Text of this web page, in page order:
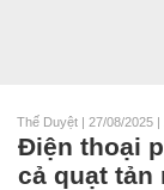
Thế Duyệt | 27/08/2025 |
Điện thoại
cả quạt tản